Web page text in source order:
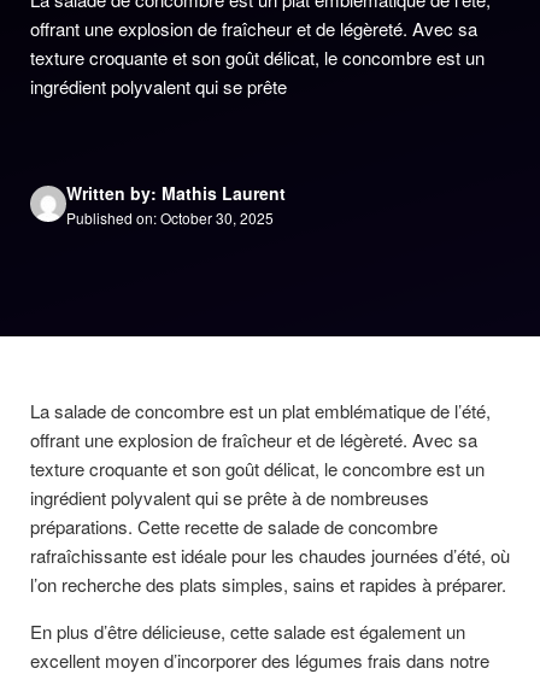
offrant une explosion de fraîcheur et de légèreté. Avec sa
texture croquante et son goût délicat, le concombre est un
ingrédient polyvalent qui se prête
Written by: Mathis Laurent
Published on: October 30, 2025
La salade de concombre est un plat emblématique de l’été,
offrant une explosion de fraîcheur et de légèreté. Avec sa
texture croquante et son goût délicat, le concombre est un
ingrédient polyvalent qui se prête à de nombreuses
préparations. Cette recette de salade de concombre
rafraîchissante est idéale pour les chaudes journées d’été, où
l’on recherche des plats simples, sains et rapides à préparer.
En plus d’être délicieuse, cette salade est également un
excellent moyen d’incorporer des légumes frais dans notre